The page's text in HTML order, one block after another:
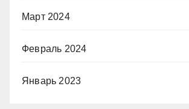
Март 2024
Февраль 2024
Январь 2023